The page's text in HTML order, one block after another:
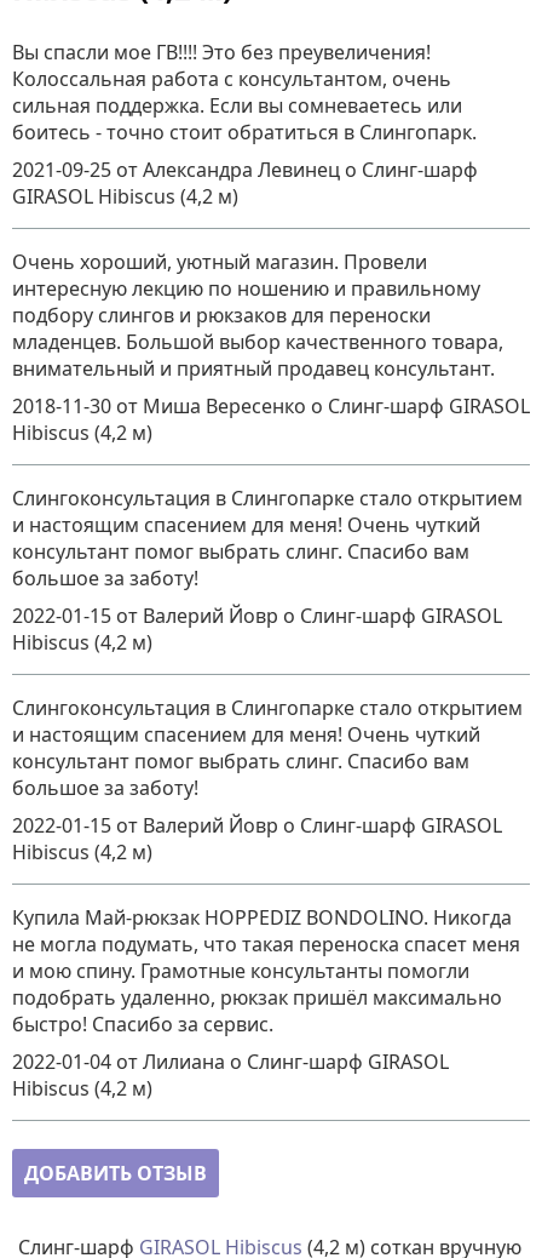
Вы спасли мое ГВ!!!! Это без преувеличения!
Колоссальная работа с консультантом, очень
сильная поддержка. Если вы сомневаетесь или
боитесь - точно стоит обратиться в Слингопарк.
2021-09-25 от Александра Левинец о Слинг-шарф
GIRASOL Hibiscus (4,2 м)
Очень хороший, уютный магазин. Провели
интересную лекцию по ношению и правильному
подбору слингов и рюкзаков для переноски
младенцев. Большой выбор качественного товара,
внимательный и приятный продавец консультант.
2018-11-30 от Миша Вересенко о Слинг-шарф GIRASOL
Hibiscus (4,2 м)
Слингоконсультация в Слингопарке стало открытием
и настоящим спасением для меня! Очень чуткий
консультант помог выбрать слинг. Спасибо вам
большое за заботу!
2022-01-15 от Валерий Йовр о Слинг-шарф GIRASOL
Hibiscus (4,2 м)
Слингоконсультация в Слингопарке стало открытием
и настоящим спасением для меня! Очень чуткий
консультант помог выбрать слинг. Спасибо вам
большое за заботу!
2022-01-15 от Валерий Йовр о Слинг-шарф GIRASOL
Hibiscus (4,2 м)
Купила Май-рюкзак HOPPEDIZ BONDOLINO. Никогда
не могла подумать, что такая переноска спасет меня
и мою спину. Грамотные консультанты помогли
подобрать удаленно, рюкзак пришёл максимально
быстро! Спасибо за сервис.
2022-01-04 от Лилиана о Слинг-шарф GIRASOL
Hibiscus (4,2 м)
ДОБАВИТЬ ОТЗЫВ
Слинг-шарф GIRASOL Hibiscus (4,2 м) соткан вручную